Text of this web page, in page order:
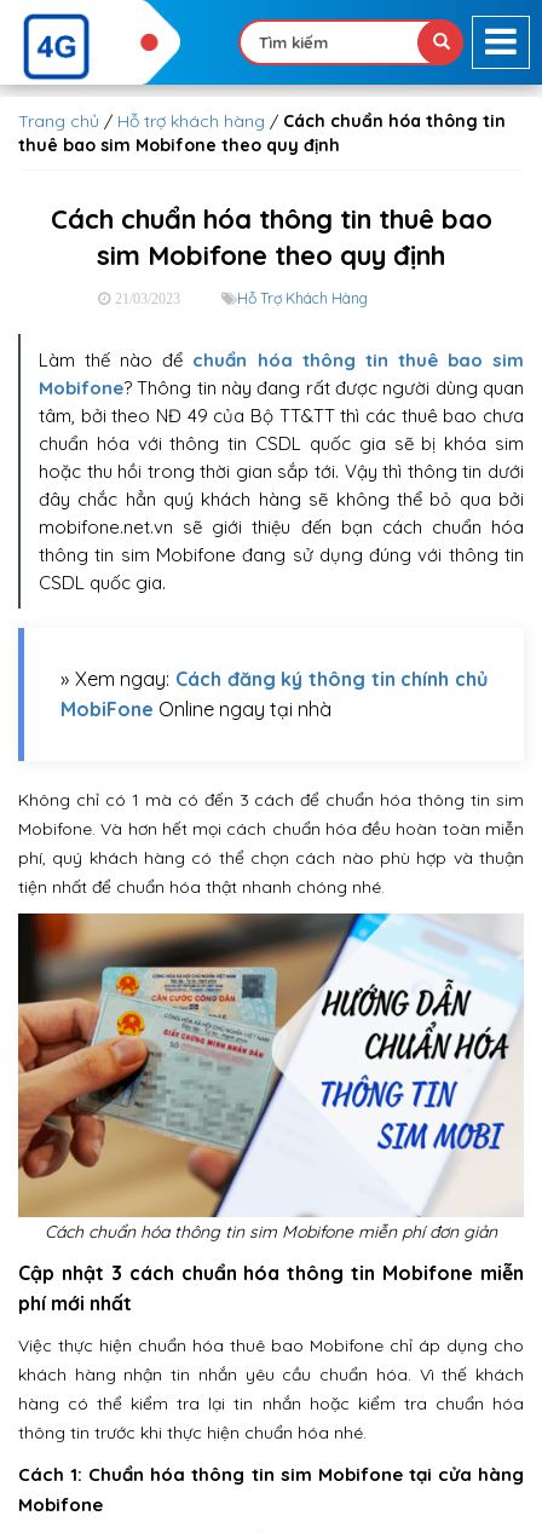
Trang chủ / Hỗ trợ khách hàng / Cách chuẩn hóa thông tin
thuê bao sim Mobifone theo quy định
Cách chuẩn hóa thông tin thuê bao
sim Mobifone theo quy định
21/03/2023 Hỗ Trợ Khách Hàng
Làm thế nào để chuẩn hóa thông tin thuê bao sim
Mobifone? Thông tin này đang rất được người dùng quan
tâm, bởi theo NĐ 49 của Bộ TT&TT thì các thuê bao chưa
chuẩn hóa với thông tin CSDL quốc gia sẽ bị khóa sim
hoặc thu hồi trong thời gian sắp tới. Vậy thì thông tin dưới
đây chắc hẳn quý khách hàng sẽ không thể bỏ qua bởi
mobifone.net.vn sẽ giới thiệu đến bạn cách chuẩn hóa
thông tin sim Mobifone đang sử dụng đúng với thông tin
CSDL quốc gia.
» Xem ngay: Cách đăng ký thông tin chính chủ
MobiFone Online ngay tại nhà
Không chỉ có 1 mà có đến 3 cách để chuẩn hóa thông tin sim
Mobifone. Và hơn hết mọi cách chuẩn hóa đều hoàn toàn miễn
phí, quý khách hàng có thể chọn cách nào phù hợp và thuận
tiện nhất để chuẩn hóa thật nhanh chóng nhé.
Cách chuẩn hóa thông tin sim Mobifone miễn phí đơn giản
Cập nhật 3 cách chuẩn hóa thông tin Mobifone miễn
phí mới nhất
Việc thực hiện chuẩn hóa thuê bao Mobifone chỉ áp dụng cho
khách hàng nhận tin nhắn yêu cầu chuẩn hóa. Vì thế khách
hàng có thể kiểm tra lại tin nhắn hoặc kiểm tra chuẩn hóa
thông tin trước khi thực hiện chuẩn hóa nhé.
Cách 1: Chuẩn hóa thông tin sim Mobifone tại cửa hàng
Mobifone